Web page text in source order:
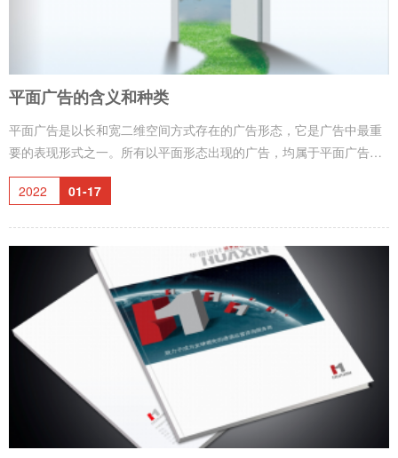
平面广告的含义和种类
平面广告是以长和宽二维空间方式存在的广告形态，它是广告中最重
要的表现形式之一。所有以平面形态出现的广告，均属于平面广告范
畴，具体包括以下三大类：1、印刷类：是指主要通过印刷手段制作
的，便于大量发行的广告，常用的有报纸广告、杂志广告、招贴广
幅或多幅的平面广告。常见的有路牌广告、外墙广告、车身广告、横
幅广告和交通护栏广告等户外平面广告。3、电子光管类：通过电子技
术或发光体构成的平面广告。常
2022 01-17